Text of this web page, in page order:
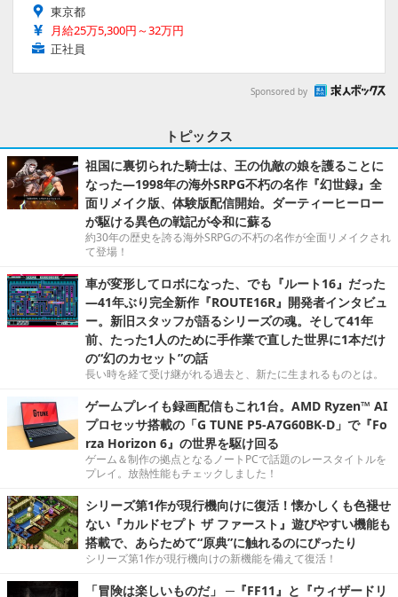
東京都
月給25万5,300円～32万円
正社員
Sponsored by
トピックス
祖国に裏切られた騎士は、王の仇敵の娘を護ることに
なった―1998年の海外SRPG不朽の名作『幻世録』全
面リメイク版、体験版配信開始。ダーティーヒーロー
が駆ける異色の戦記が令和に蘇る
約30年の歴史を誇る海外SRPGの不朽の名作が全面リメイクされ
て登場！
車が変形してロボになった、でも『ルート16』だった
―41年ぶり完全新作『ROUTE16R』開発者インタビュ
ー。新旧スタッフが語るシリーズの魂。そして41年
前、たった1人のために手作業で直した世界に1本だけ
の“幻のカセット”の話
長い時を経て受け継がれる過去と、新たに生まれるものとは。
ゲームプレイも録画配信もこれ1台。AMD Ryzen™ AI
プロセッサ搭載の「G TUNE P5-A7G60BK-D」で『Fo
rza Horizon 6』の世界を駆け回る
ゲーム＆制作の拠点となるノートPCで話題のレースタイトルを
プレイ。放熱性能もチェックしました！
シリーズ第1作が現行機向けに復活！懐かしくも色褪せ
ない『カルドセプト ザ ファースト』遊びやすい機能も
搭載で、あらためて“原典”に触れるのにぴったり
シリーズ第1作が現行機向けの新機能を備えて復活！
「冒険は楽しいものだ」 ─『FF11』と『ウィザードリ